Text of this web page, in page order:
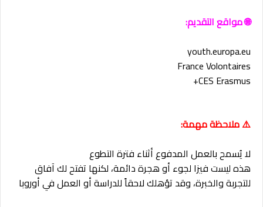
🌐 مواقع التقديم:
youth.europa.eu
France Volontaires
CES Erasmus+
⚠️ ملاحظة مهمة:
لا يُسمح بالعمل المدفوع أثناء فترة التطوع
هذه ليست فيزا لجوء أو هجرة دائمة، لكنها تفتح لك آفاق
للتجربة والخبرة، وقد تؤهلك لاحقاً للدراسة أو العمل في أوروبا